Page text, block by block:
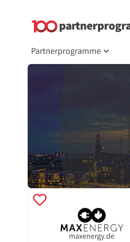
Partnerprogramme
maxenergy.de